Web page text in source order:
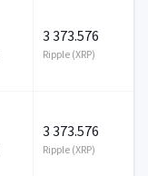
3 373.576
Ripple (XRP)
3 373.576
Ripple (XRP)